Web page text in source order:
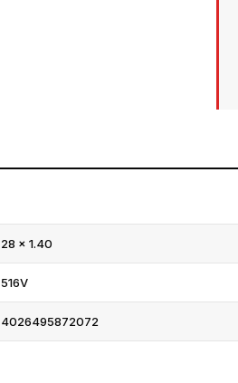
28 × 1.40
516V
4026495872072